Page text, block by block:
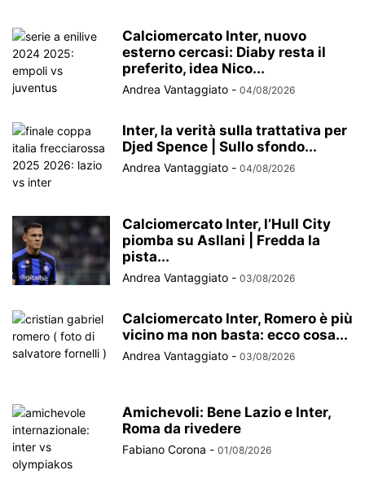
Calciomercato Inter, nuovo
esterno cercasi: Diaby resta il
preferito, idea Nico...
Andrea Vantaggiato - 04/08/2026
Inter, la verità sulla trattativa per
Djed Spence | Sullo sfondo...
Andrea Vantaggiato - 04/08/2026
Calciomercato Inter, l’Hull City
piomba su Asllani | Fredda la
pista...
Andrea Vantaggiato - 03/08/2026
Calciomercato Inter, Romero è più
vicino ma non basta: ecco cosa...
Andrea Vantaggiato - 03/08/2026
Amichevoli: Bene Lazio e Inter,
Roma da rivedere
Fabiano Corona - 01/08/2026